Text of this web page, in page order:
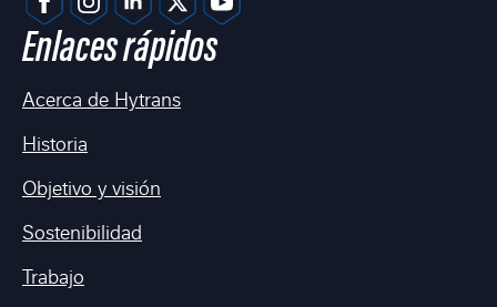
Enlaces rápidos
Acerca de Hytrans
Historia
Objetivo y visión
Sostenibilidad
Trabajo